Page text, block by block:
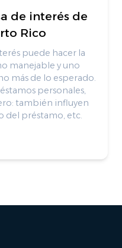
de interés de
Rico
puede hacer la
manejable y uno
más de lo esperado.
personales,
también influyen
del préstamo, etc.